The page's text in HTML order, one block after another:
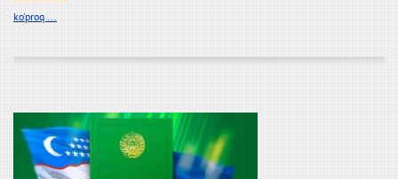
ko'proq ...